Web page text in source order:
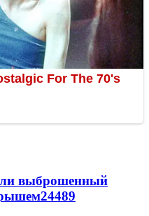
выброшенный
24489